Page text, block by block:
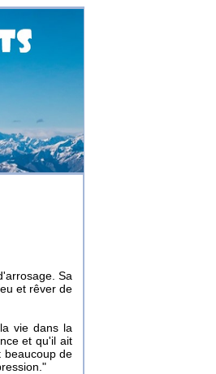
Sa
et rêver de
vie dans la
et qu'il ait
beaucoup de